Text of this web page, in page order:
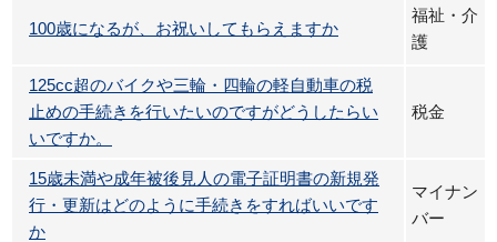
100歳になるが、お祝いしてもらえますか
福祉・介
護
125cc超のバイクや三輪・四輪の軽自動車の税
止めの手続きを行いたいのですがどうしたらい
いですか。
税金
15歳未満や成年被後見人の電子証明書の新規発
行・更新はどのように手続きをすればいいです
か
マイナン
バー